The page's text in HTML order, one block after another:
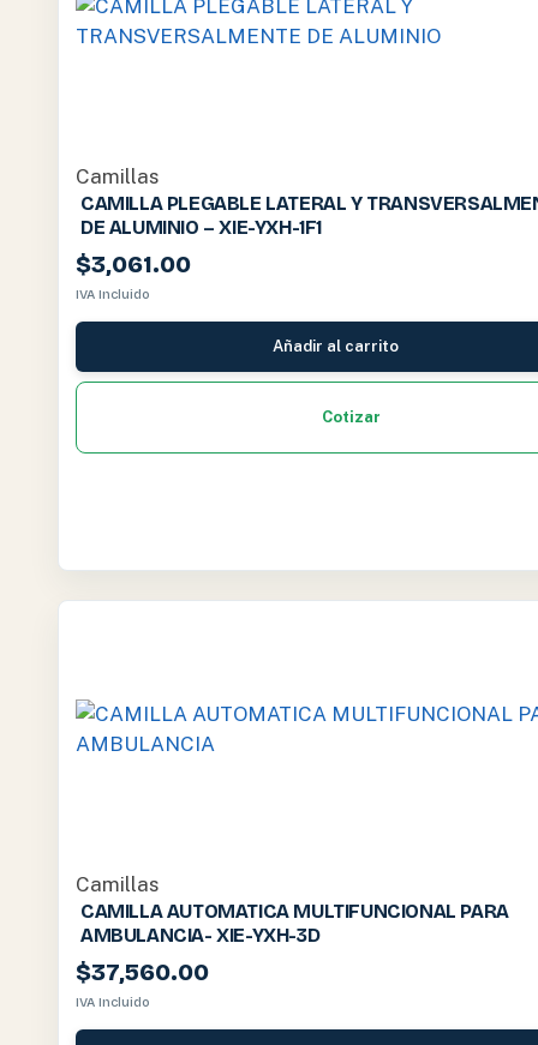
Camillas
CAMILLA PLEGABLE LATERAL Y
DE ALUMINIO – XIE-YXH-1F1
$3,061.00
IVA Incluido
Añadir al carrito
Cotizar
Camillas
CAMILLA AUTOMATICA MULTIFUNCIONAL PARA
AMBULANCIA- XIE-YXH-3D
$37,560.00
IVA Incluido